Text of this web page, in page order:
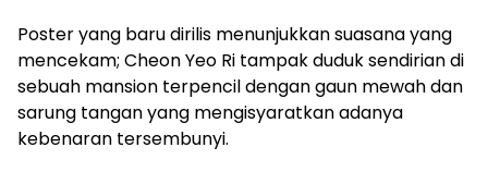
Poster yang baru dirilis menunjukkan suasana yang
mencekam; Cheon Yeo Ri tampak duduk sendirian di
sebuah mansion terpencil dengan gaun mewah dan
sarung tangan yang mengisyaratkan adanya
kebenaran tersembunyi.